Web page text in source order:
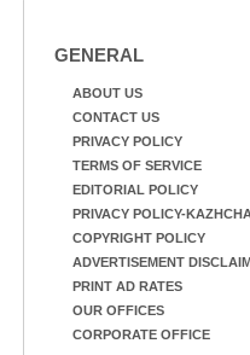
GENERAL
ABOUT US
CONTACT US
PRIVACY POLICY
TERMS OF SERVICE
EDITORIAL POLICY
PRIVACY POLICY-KAZHCHA
COPYRIGHT POLICY
ADVERTISEMENT
PRINT AD RATES
OUR OFFICES
CORPORATE OFFICE